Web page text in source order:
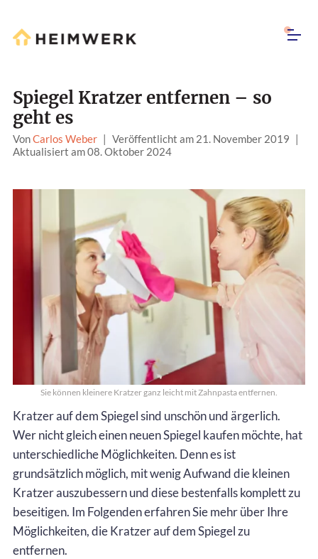
Spiegel Kratzer entfernen – so
geht es
VonCarlos Weber | Veröffentlicht am 21. November 2019 |
Aktualisiert am 08. Oktober 2024
Sie können kleinere Kratzer ganz leicht mit Zahnpasta entfernen.
Kratzer auf dem Spiegel sind unschön und ärgerlich.
Wer nicht gleich einen neuen Spiegel kaufen möchte, hat
unterschiedliche Möglichkeiten. Denn es ist
grundsätzlich möglich, mit wenig Aufwand die kleinen
Kratzer auszubessern und diese bestenfalls komplett zu
beseitigen. Im Folgenden erfahren Sie mehr über Ihre
Möglichkeiten, die Kratzer auf dem Spiegel zu
entfernen.